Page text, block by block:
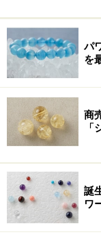
パ
を
商
「
誕
ワ